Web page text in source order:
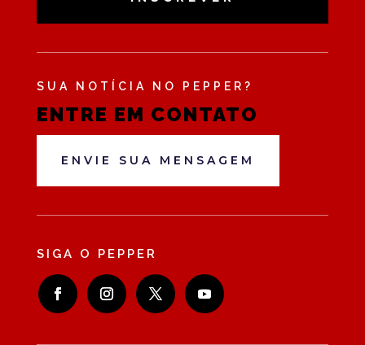
SUA NOTÍCIA NO PEPPER?
ENTRE EM CONTATO
ENVIE SUA MENSAGEM
SIGA O PEPPER